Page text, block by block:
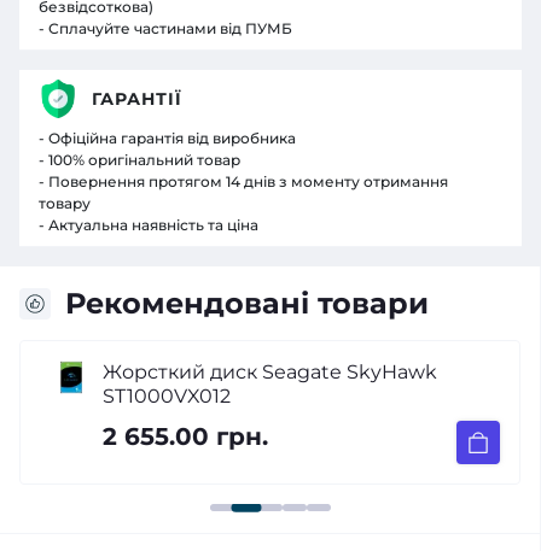
Рекомендовані товари
Жорсткий диск Seagate SkyHawk
ST1000VX012
2 655.00 грн.
безвідсоткова)
- Сплачуйте частинами від ПУМБ
ГАРАНТІЇ
- Офіційна гарантія від виробника
- 100% оригінальний товар
- Повернення протягом 14 днів з моменту отримання
товару
- Актуальна наявність та ціна